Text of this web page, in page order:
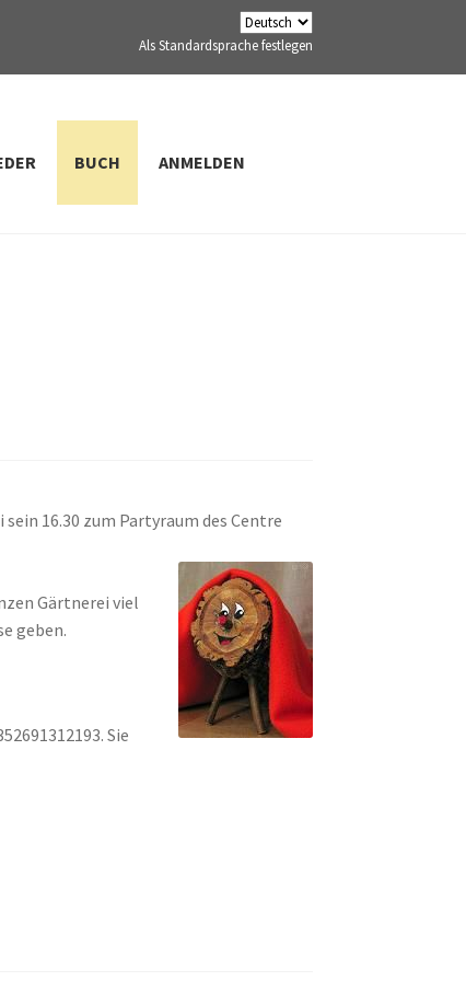
Als Standardsprache festlegen
BUCH ANMELDEN
16.30 zum Partyraum des Centre
Gärtnerei viel
geben.
Sie